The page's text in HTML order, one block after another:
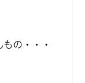
の・・・